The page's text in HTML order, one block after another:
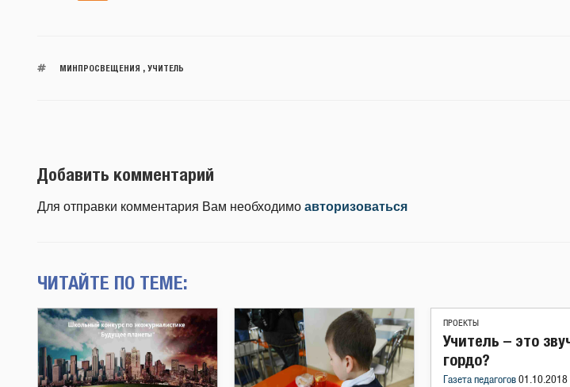
МИНПРОСВЕЩЕНИЯ УЧИТЕЛЬ
Добавить комментарий
Для отправки комментария Вам необходимо авторизоваться
ЧИТАЙТЕ ПО ТЕМЕ:
ПРОЕКТЫ
Учитель – это
гордо?
Газета педагогов 01.10.2018